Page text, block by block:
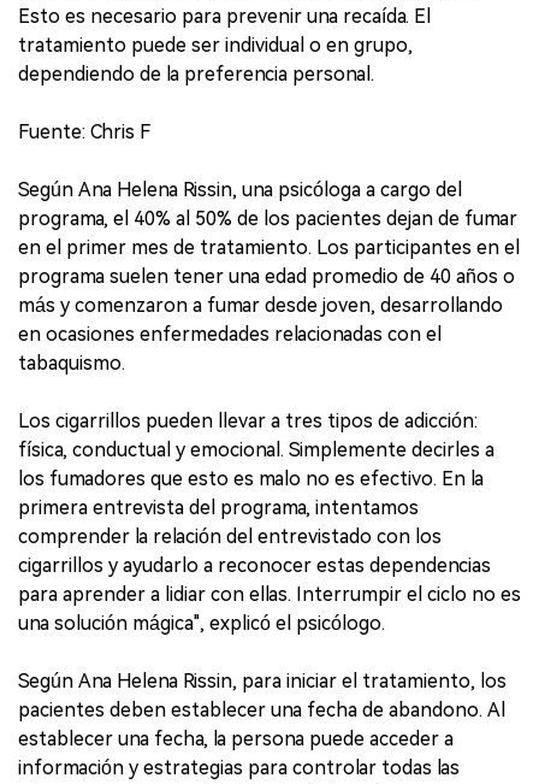
Esto es necesario para prevenir una recaída. El
tratamiento puede ser individual o en grupo,
dependiendo de la preferencia personal.
Fuente: Chris F
Según Ana Helena Rissin, una psicóloga a cargo del
programa, el 40% al 50% de los pacientes dejan de fumar
en el primer mes de tratamiento. Los participantes en el
programa suelen tener una edad promedio de 40 años o
más y comenzaron a fumar desde joven, desarrollando
en ocasiones enfermedades relacionadas con el
tabaquismo.
Los cigarrillos pueden llevar a tres tipos de adicción:
física, conductual y emocional. Simplemente decirles a
los fumadores que esto es malo no es efectivo. En la
primera entrevista del programa, intentamos
comprender la relación del entrevistado con los
cigarrillos y ayudarlo a reconocer estas dependencias
para aprender a lidiar con ellas. Interrumpir el ciclo no es
una solución mágica", explicó el psicólogo.
Según Ana Helena Rissin, para iniciar el tratamiento, los
pacientes deben establecer una fecha de abandono. Al
establecer una fecha, la persona puede acceder a
información y estrategias para controlar todas las